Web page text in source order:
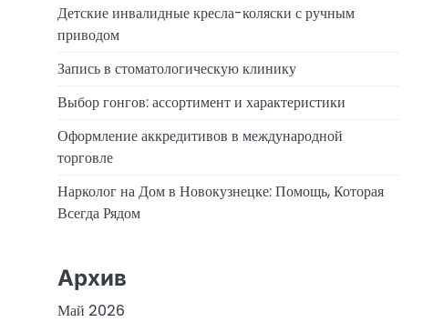
Детские инвалидные кресла-коляски с ручным
приводом
Запись в стоматологическую клинику
Выбор гонгов: ассортимент и характеристики
Оформление аккредитивов в международной
торговле
Нарколог на Дом в Новокузнецке: Помощь, Которая
Всегда Рядом
Архив
Май 2026